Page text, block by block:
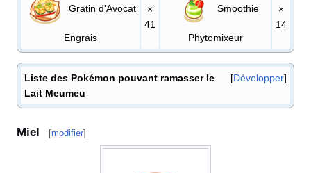
Gratin d'Avocat
Engrais
×
41
Smoothie
Phytomixeur
×
14
Développer
Liste des Pokémon pouvant ramasser le
Lait Meumeu
Miel [modifier]